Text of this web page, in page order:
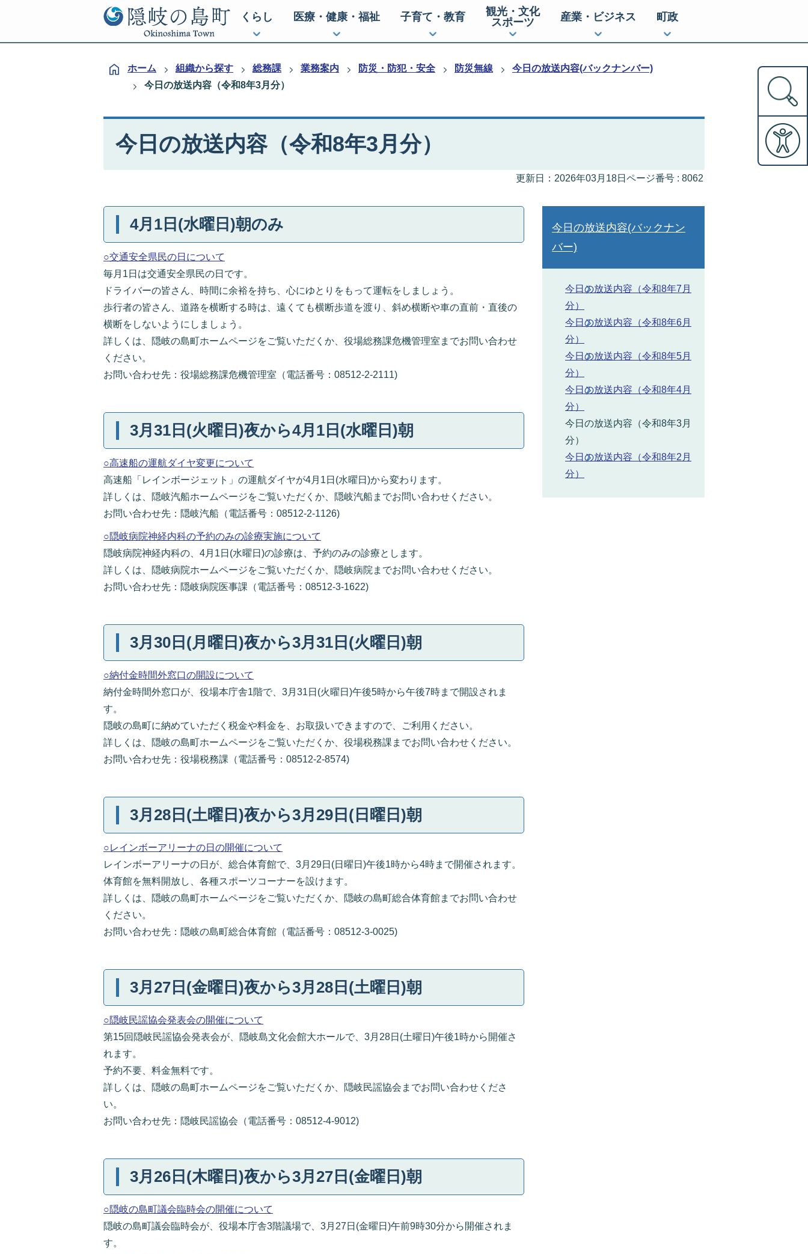
くらし 医療・健康・福祉 子育て・教育
観光・文化
スポーツ
産業・ビジネス 町政
ホーム 組織から探す 総務課 業務案内 防災・防犯・安全 防災無線
今日の放送内容(バックナンバー)
今日の放送内容（令和8年3月分）
今日の放送内容（令和8年3月分）
更新日：2026年03月18日 ページ番号 : 8062
4月1日(水曜日)朝のみ
○交通安全県民の日について
毎月1日は交通安全県民の日です。
ドライバーの皆さん、時間に余裕を持ち、心にゆとりをもって運転をしましょう。
歩行者の皆さん、道路を横断する時は、遠くても横断歩道を渡り、斜め横断や車の直前・直後の
横断をしないようにしましょう。
詳しくは、隠岐の島町ホームページをご覧いただくか、役場総務課危機管理室までお問い合わせ
ください。
お問い合わせ先：役場総務課危機管理室（電話番号：08512-2-2111)
3月31日(火曜日)夜から4月1日(水曜日)朝
○高速船の運航ダイヤ変更について
高速船「レインボージェット」の運航ダイヤが4月1日(水曜日)から変わります。
詳しくは、隠岐汽船ホームページをご覧いただくか、隠岐汽船までお問い合わせください。
お問い合わせ先：隠岐汽船（電話番号：08512-2-1126)
○隠岐病院神経内科の予約のみの診療実施について
隠岐病院神経内科の、4月1日(水曜日)の診療は、予約のみの診療とします。
詳しくは、隠岐病院ホームページをご覧いただくか、隠岐病院までお問い合わせください。
お問い合わせ先：隠岐病院医事課（電話番号：08512-3-1622)
3月30日(月曜日)夜から3月31日(火曜日)朝
○納付金時間外窓口の開設について
納付金時間外窓口が、役場本庁舎1階で、3月31日(火曜日)午後5時から午後7時まで開設されま
す。
隠岐の島町に納めていただく税金や料金を、お取扱いできますので、ご利用ください。
詳しくは、隠岐の島町ホームページをご覧いただくか、役場税務課までお問い合わせください。
お問い合わせ先：役場税務課（電話番号：08512-2-8574)
3月28日(土曜日)夜から3月29日(日曜日)朝
○レインボーアリーナの日の開催について
レインボーアリーナの日が、総合体育館で、3月29日(日曜日)午後1時から4時まで開催されます。
体育館を無料開放し、各種スポーツコーナーを設けます。
詳しくは、隠岐の島町ホームページをご覧いただくか、隠岐の島町総合体育館までお問い合わせ
ください。
お問い合わせ先：隠岐の島町総合体育館（電話番号：08512-3-0025)
3月27日(金曜日)夜から3月28日(土曜日)朝
○隠岐民謡協会発表会の開催について
第15回隠岐民謡協会発表会が、隠岐島文化会館大ホールで、3月28日(土曜日)午後1時から開催さ
れます。
予約不要、料金無料です。
詳しくは、隠岐の島町ホームページをご覧いただくか、隠岐民謡協会までお問い合わせくださ
い。
お問い合わせ先：隠岐民謡協会（電話番号：08512-4-9012)
3月26日(木曜日)夜から3月27日(金曜日)朝
○隠岐の島町議会臨時会の開催について
隠岐の島町議会臨時会が、役場本庁舎3階議場で、3月27日(金曜日)午前9時30分から開催されま
す。
今日の放送内容(バックナン
バー)
今日の放送内容（令和8年7月
分）
今日の放送内容（令和8年6月
分）
今日の放送内容（令和8年5月
分）
今日の放送内容（令和8年4月
分）
今日の放送内容（令和8年3月
分）
今日の放送内容（令和8年2月
分）